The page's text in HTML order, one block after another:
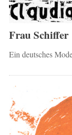
Frau Schiffer
Ein deutsches